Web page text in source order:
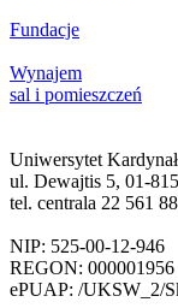
Fundacje
Wynajem
sal i pomieszczeń
Uniwersytet
ul. Dewajtis 5, 01-
tel. centrala 22 561
NIP: 525-00-12-946
REGON: 000001956
ePUAP: /UKSW_2/